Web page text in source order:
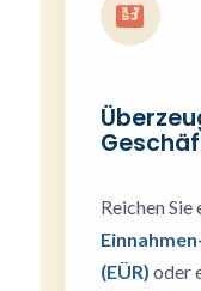
Reichen
(EÜR) oder